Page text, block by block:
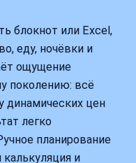
блокнот или Excel,
еду, ночёвки и
ощущение
поколению: всё
динамических цен
легко
планирование
и